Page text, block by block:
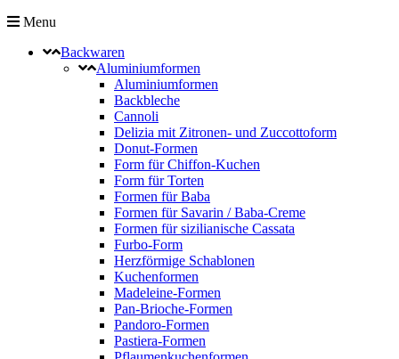
Menu
Backwaren
Aluminiumformen
Aluminiumformen
Backbleche
Cannoli
Delizia mit Zitronen- und Zuccottoform
Donut-Formen
Form für Chiffon-Kuchen
Form für Torten
Formen für Baba
Formen für Savarin / Baba-Creme
Formen für sizilianische Cassata
Furbo-Form
Herzförmige Schablonen
Kuchenformen
Madeleine-Formen
Pan-Brioche-Formen
Pandoro-Formen
Pastiera-Formen